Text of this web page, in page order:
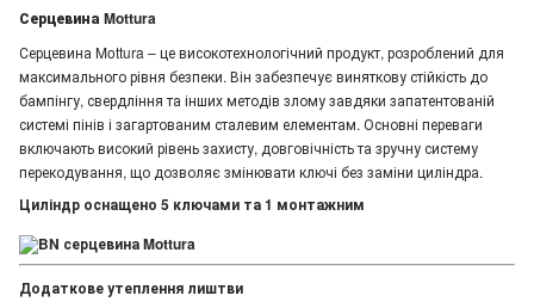
Серцевина Mottura
Серцевина Mottura – це високотехнологічний продукт, розроблений для
максимального рівня безпеки. Він забезпечує виняткову стійкість до
бампінгу, свердління та інших методів злому завдяки запатентованій
системі пінів і загартованим сталевим елементам. Основні переваги
включають високий рівень захисту, довговічність та зручну систему
перекодування, що дозволяє змінювати ключі без заміни циліндра.
Циліндр оснащено 5 ключами та 1 монтажним
Додаткове утеплення лиштви